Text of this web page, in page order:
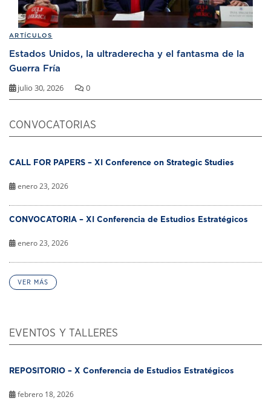
ARTÍCULOS
Estados Unidos, la ultraderecha y el fantasma de la
Guerra Fría
julio 30, 2026 0
CONVOCATORIAS
CALL FOR PAPERS – XI Conference on Strategic Studies
enero 23, 2026
CONVOCATORIA – XI Conferencia de Estudios Estratégicos
enero 23, 2026
VER MÁS
EVENTOS Y TALLERES
REPOSITORIO – X Conferencia de Estudios Estratégicos
febrero 18, 2026